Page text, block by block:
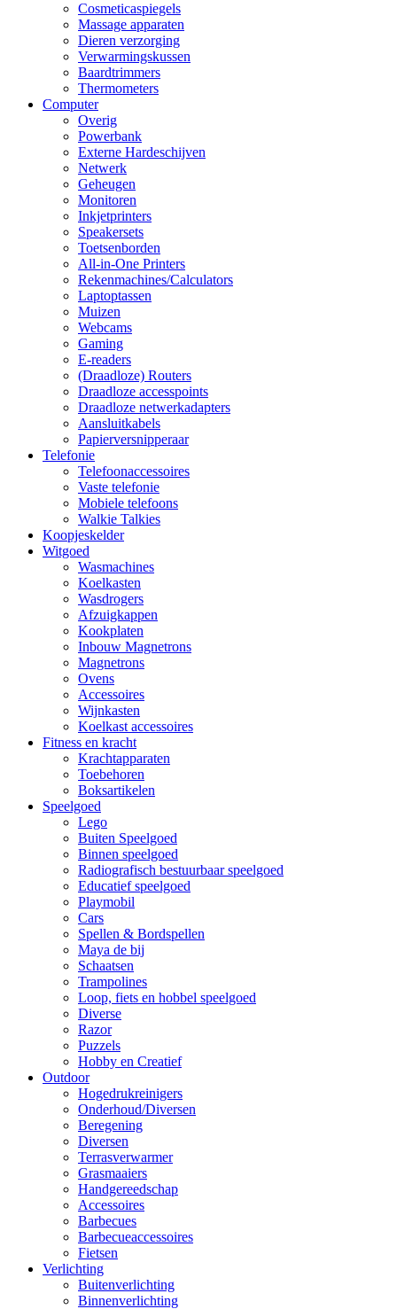
Cosmeticaspiegels
Massage apparaten
Dieren verzorging
Verwarmingskussen
Baardtrimmers
Thermometers
Computer
Overig
Powerbank
Externe Hardeschijven
Netwerk
Geheugen
Monitoren
Inkjetprinters
Speakersets
Toetsenborden
All-in-One Printers
Rekenmachines/Calculators
Laptoptassen
Muizen
Webcams
Gaming
E-readers
(Draadloze) Routers
Draadloze accesspoints
Draadloze netwerkadapters
Aansluitkabels
Papierversnipperaar
Telefonie
Telefoonaccessoires
Vaste telefonie
Mobiele telefoons
Walkie Talkies
Koopjeskelder
Witgoed
Wasmachines
Koelkasten
Wasdrogers
Afzuigkappen
Kookplaten
Inbouw Magnetrons
Magnetrons
Ovens
Accessoires
Wijnkasten
Koelkast accessoires
Fitness en kracht
Krachtapparaten
Toebehoren
Boksartikelen
Speelgoed
Lego
Buiten Speelgoed
Binnen speelgoed
Radiografisch bestuurbaar speelgoed
Educatief speelgoed
Playmobil
Cars
Spellen & Bordspellen
Maya de bij
Schaatsen
Trampolines
Loop, fiets en hobbel speelgoed
Diverse
Razor
Puzzels
Hobby en Creatief
Outdoor
Hogedrukreinigers
Onderhoud/Diversen
Beregening
Diversen
Terrasverwarmer
Grasmaaiers
Handgereedschap
Accessoires
Barbecues
Barbecueaccessoires
Fietsen
Verlichting
Buitenverlichting
Binnenverlichting